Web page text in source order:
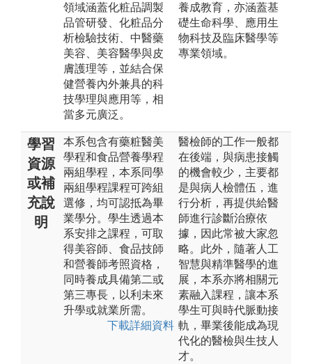
領域涵蓋化粧品調製
品管研發、化粧品分
析檢驗技術、中醫藥
美容、美容醫學與皮
膚護理等，並結合保
健營養內外兼具的科
技學理與應用等，相
當多元廣泛。
養成教育，亦涵蓋基
礎生命科學、應用生
物科技及臨床醫學等
專業領域。
學習
資源
或補
充說
明
本系包含有藥粧醫美
學程和食品營養學程
兩組學程，本系同學
兩組學程課程可跨組
選修，均可認抵為畢
業學分。學生透過本
系安排之課程，可取
得美容師、食品技師
和營養師考照資格，
同時養成具備第二或
第三專長，以利未來
升學或就業所需。
下載詳細資料
醫檢師的工作一般都
在後端，與病患接觸
的機會較少，主要都
是與病人檢體伍，進
行分析，再提供給醫
師進行診斷治療依
據，因此常被大家忽
略。此外，隨著人工
智慧與精準醫學的進
展，本系亦將相關元
素融入課程，讓本系
學生可與時代脈動接
軌，畢業後能成為現
代化的醫檢與生技人
才。